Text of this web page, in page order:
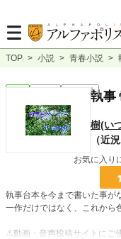
TOP > 小説 > 青春小説 >
ｼｮｰﾄｼｮｰﾄ執事
樹(い
（近
お気に入り
執事台本を今まで書いた事が
一作だけではなく、これから
⚠動画・音声投稿サイトにご